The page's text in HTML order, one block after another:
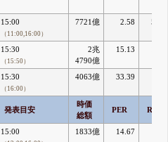
15:00
（11:00,16:00）
7721億 2.58
15:30
（15:50）
2兆
4790億
15.13
15:30
（16:00）
4063億 33.39
発表目安
時価
総額
PER ROE
15:00 1833億 14.67